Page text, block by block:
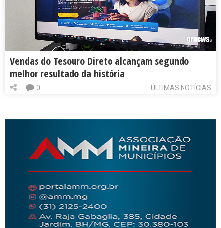
Vendas do Tesouro Direto alcançam segundo
melhor resultado da história
ÚLTIMAS NOTÍCIAS
0